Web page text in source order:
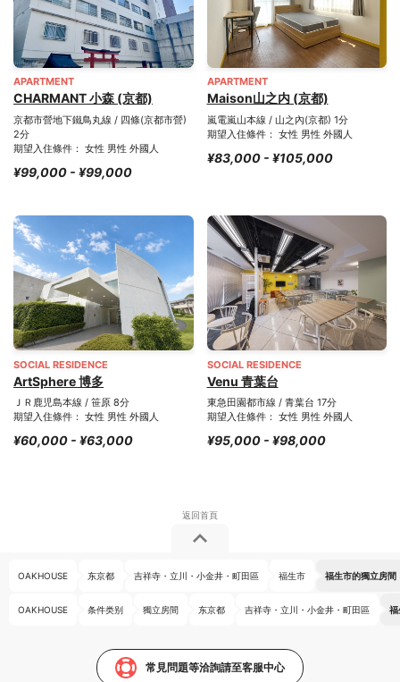
APARTMENT
CHARMANT 小森 (京都)
京都市營地下鐵鳥丸線 / 四條(京都市營)
2分
期望入住條件： 女性 男性 外國人
¥99,000 - ¥99,000
APARTMENT
Maison山之内 (京都)
嵐電嵐山本線 / 山之內(京都) 1分
期望入住條件： 女性 男性 外國人
¥83,000 - ¥105,000
SOCIAL RESIDENCE
ArtSphere 博多
ＪＲ鹿児島本線 / 笹原 8分
期望入住條件： 女性 男性 外國人
¥60,000 - ¥63,000
SOCIAL RESIDENCE
Venu 青葉台
東急田園都市線 / 青葉台 17分
期望入住條件： 女性 男性 外國人
¥95,000 - ¥98,000
OAKHOUSE 东京都 吉祥寺・立川・小金井・町田區 福生市 福生市的獨立房間
OAKHOUSE 条件类别 獨立房間 东京都 吉祥寺・立川・小金井・町田區 福
常見問題等洽詢請至客服中心